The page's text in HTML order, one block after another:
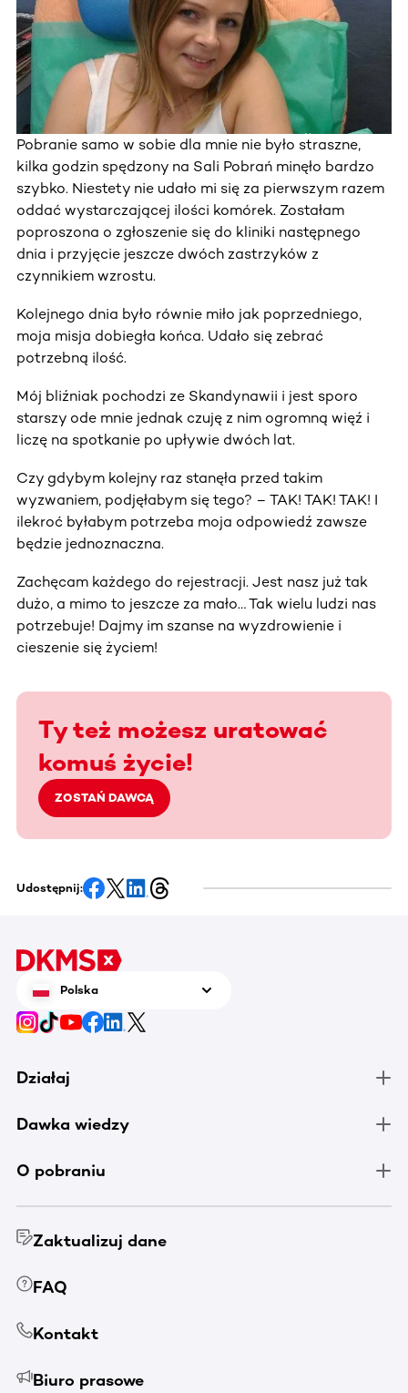
Pobranie samo w sobie dla mnie nie było straszne,
kilka godzin spędzony na Sali Pobrań minęło bardzo
szybko. Niestety nie udało mi się za pierwszym razem
oddać wystarczającej ilości komórek. Zostałam
poproszona o zgłoszenie się do kliniki następnego
dnia i przyjęcie jeszcze dwóch zastrzyków z
czynnikiem wzrostu.
Kolejnego dnia było równie miło jak poprzedniego,
moja misja dobiegła końca. Udało się zebrać
potrzebną ilość.
Mój bliźniak pochodzi ze Skandynawii i jest sporo
starszy ode mnie jednak czuję z nim ogromną więź i
liczę na spotkanie po upływie dwóch lat.
Czy gdybym kolejny raz stanęła przed takim
wyzwaniem, podjęłabym się tego? – TAK! TAK! TAK! I
ilekroć byłabym potrzeba moja odpowiedź zawsze
będzie jednoznaczna.
Zachęcam każdego do rejestracji. Jest nasz już tak
dużo, a mimo to jeszcze za mało… Tak wielu ludzi nas
potrzebuje! Dajmy im szanse na wyzdrowienie i
cieszenie się życiem!
Ty też możesz uratować
komuś życie!
ZOSTAŃ DAWCĄ
Udostępnij:
Polska
Działaj
Dawka wiedzy
O pobraniu
Zaktualizuj dane
FAQ
Kontakt
Biuro prasowe